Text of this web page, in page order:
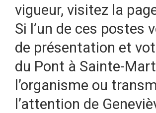
vigueur, visitez la
Si l’un de ces
de présentation et
du Pont à Sainte-
l’organisme ou
l’attention de